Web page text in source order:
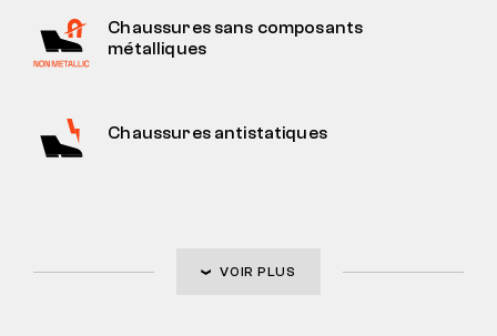
Chaussures sans composants
métalliques
Chaussures antistatiques
VOIR PLUS